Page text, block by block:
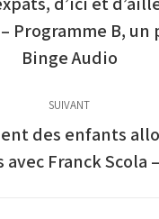
Article
précédent
Programme B, un
Binge Audio
SUIVANT
Article
suivant
des enfants
Franck Scola –